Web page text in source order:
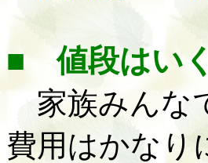
■ 値段はい
家族みんな
費用はかなり